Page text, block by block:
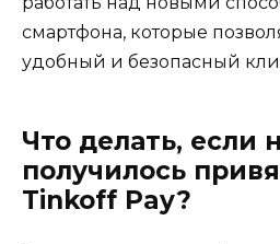
смартфона, которые
удобный и безопасный
Что делать, если
получилось
Tinkoff Pay?